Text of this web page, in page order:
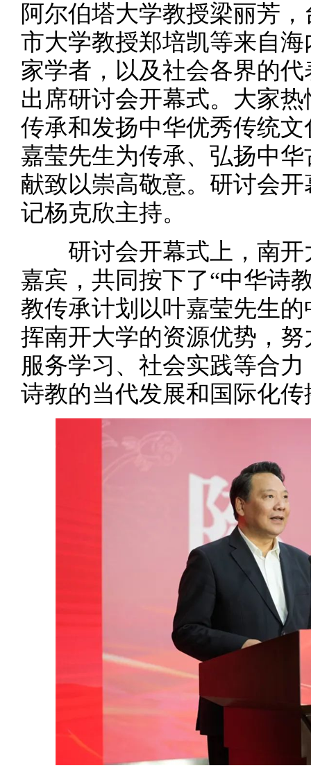
阿尔伯塔大学教授梁丽芳
市大学教授郑培凯等来自
家学者，以及社会各界的
出席研讨会开幕式。大家
传承和发扬中华优秀传统
嘉莹先生为传承、弘扬中
献致以崇高敬意。研讨会
记杨克欣主持。
研讨会开幕式上，南开
嘉宾，共同按下了“中华诗
教传承计划以叶嘉莹先生
挥南开大学的资源优势，
服务学习、社会实践等合
诗教的当代发展和国际化传